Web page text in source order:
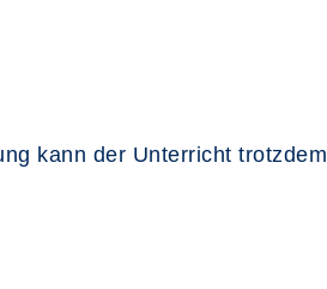
kann der Unterricht trotzdem